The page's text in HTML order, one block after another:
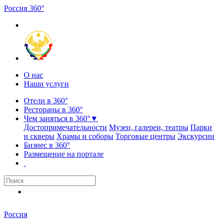
Россия 360°
О нас
Наши услуги
Отели в 360°
Рестораны в 360°
Чем заняться в 360°▼
Достопримечательности Музеи, галереи, театры Парки
и скверы Храмы и соборы Торговые центры Экскурсии
Бизнес в 360°
Размещение на портале
Россия